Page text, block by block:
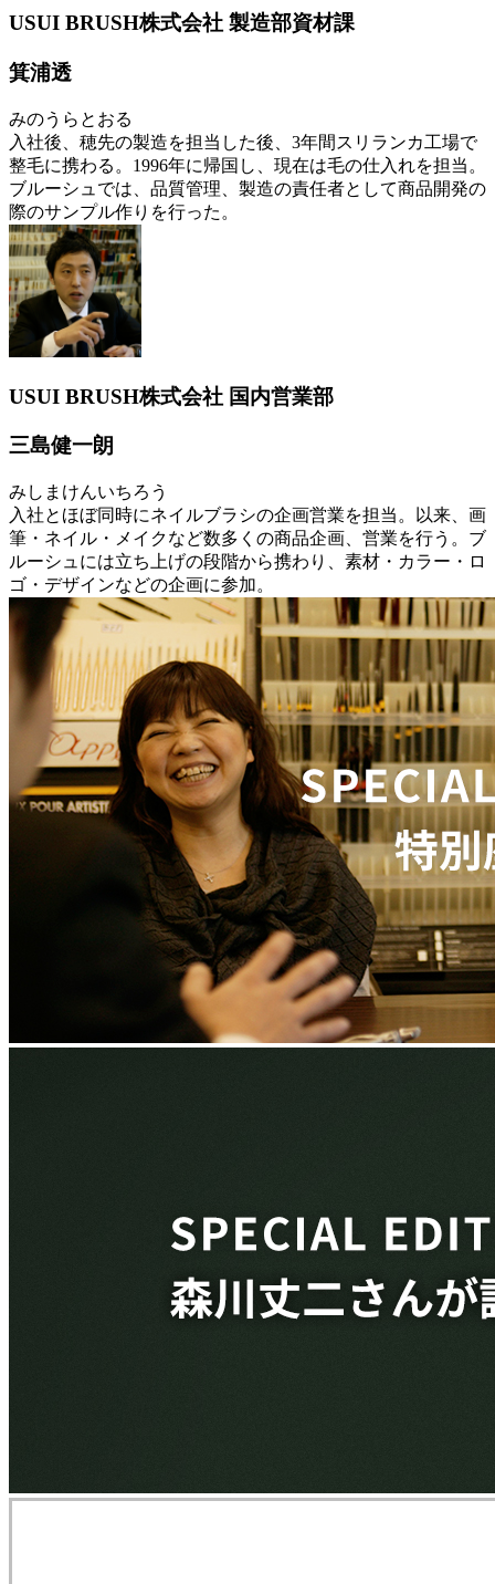
USUI BRUSH株式会社 製造部資材課
箕浦透
みのうらとおる
入社後、穂先の製造を担当した後、3年間スリランカ工場で
整毛に携わる。1996年に帰国し、現在は毛の仕入れを担当。
ブルーシュでは、品質管理、製造の責任者として商品開発の
際のサンプル作りを行った。
USUI BRUSH株式会社 国内営業部
三島健一朗
みしまけんいちろう
入社とほぼ同時にネイルブラシの企画営業を担当。以来、画
筆・ネイル・メイクなど数多くの商品企画、営業を行う。ブ
ルーシュには立ち上げの段階から携わり、素材・カラー・ロ
ゴ・デザインなどの企画に参加。